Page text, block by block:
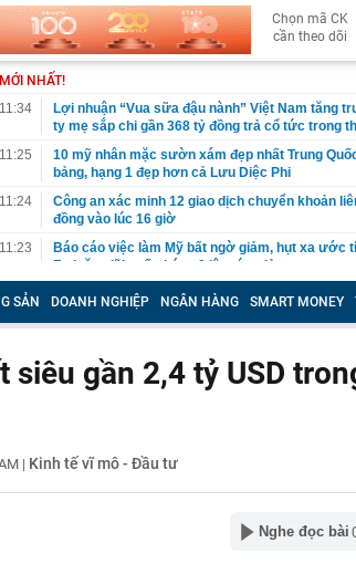
Chọn mã CK
cần theo dõi
MỚI NHẤT!
11:34
Lợi nhuận “Vua sữa đậu nành” Việt Nam tăng
ty mẹ sắp chi gần 368 tỷ đồng trả cổ tức trong
11:25
10 mỹ nhân mặc sườn xám đẹp nhất Trung
bảng, hạng 1 đẹp hơn cả Lưu Diệc Phi
11:24
Công an xác minh 12 giao dịch chuyển khoản
đồng vào lúc 16 giờ
11:23
Báo cáo việc làm Mỹ bất ngờ giảm, hụt xa ước
Fed tăng lãi suất tháng 9 lập tức giảm
11:23
Giá vàng tăng mạnh, quỹ vàng lớn nhất thế giới
11:20
5 loại thông tin, giấy tờ người dân cần sớm tích
11:17
Giá vàng nhẫn tăng cao hơn vàng miếng
11:10
Cơ quan Thuế thông báo: Tạm hoãn xuất cảnh
Mưa lớn vượt công suất thiết kế, Hà Nội giải bài
SẢN DOANH NGHIỆP NGÂN HÀNG SMART MONEY
siêu gần 2,4 tỷ USD
| Kinh tế vĩ mô - Đầu tư
Nghe đọc bài